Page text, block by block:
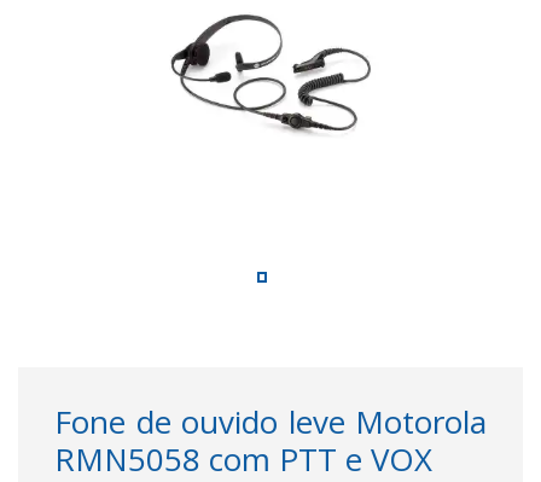
Fone de ouvido leve Motorola
RMN5058 com PTT e VOX